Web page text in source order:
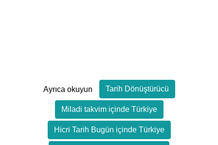
Ayrıca okuyun Tarih Dönüştürücü
Miladi takvim içinde Türkiye
Hicri Tarih Bugün içinde Türkiye